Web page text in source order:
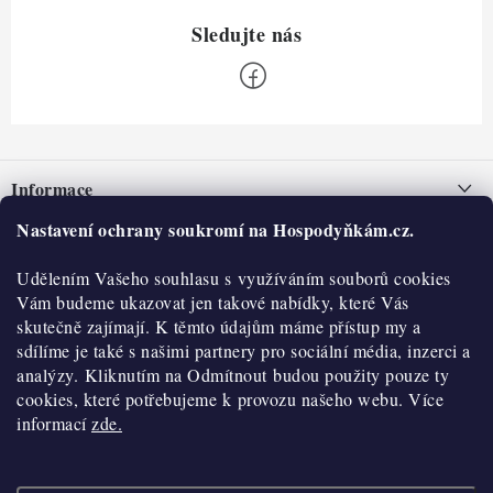
Nastavení ochrany soukromí na Hospodyňkám.cz.
Udělením Vašeho souhlasu s využíváním souborů cookies
Vám budeme ukazovat jen takové nabídky, které Vás
skutečně zajímají. K těmto údajům máme přístup my a
sdílíme je také s našimi partnery pro sociální média, inzerci a
analýzy. Kliknutím na Odmítnout budou použity pouze ty
cookies, které potřebujeme k provozu našeho webu. Více
informacízde.
pInformace
Nepřevzetí zásilky na dobírku
Obchodní podmínky
Hodnocení obchodu
Blog
Moje objednávka
O nás
Historie
Kontakty
O nákupu
Reklamace a vratky
Výdejní místa